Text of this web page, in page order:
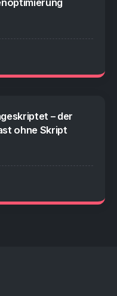
– der
ohne Skript